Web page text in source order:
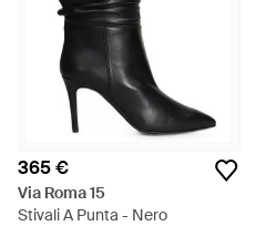
365 €
Via Roma 15
Stivali A Punta - Nero